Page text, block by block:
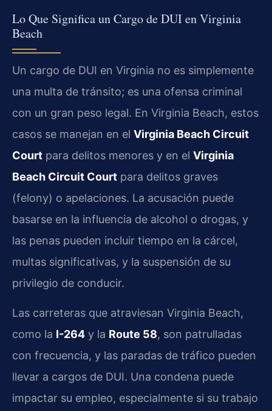
Lo Que Significa un Cargo de DUI en Virginia
Beach
Un cargo de DUI en Virginia no es simplemente
una multa de tránsito; es una ofensa criminal
con un gran peso legal. En Virginia Beach, estos
casos se manejan en el Virginia Beach Circuit
Court para delitos menores y en el Virginia
Beach Circuit Court para delitos graves
(felony) o apelaciones. La acusación puede
basarse en la influencia de alcohol o drogas, y
las penas pueden incluir tiempo en la cárcel,
multas significativas, y la suspensión de su
privilegio de conducir.
Las carreteras que atraviesan Virginia Beach,
como la I-264 y la Route 58, son patrulladas
con frecuencia, y las paradas de tráfico pueden
llevar a cargos de DUI. Una condena puede
impactar su empleo, especialmente si su trabajo